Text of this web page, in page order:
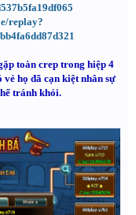
replay?
toàn crep trong hiệp 4
họ đã cạn kiệt nhân sự
tránh khỏi.